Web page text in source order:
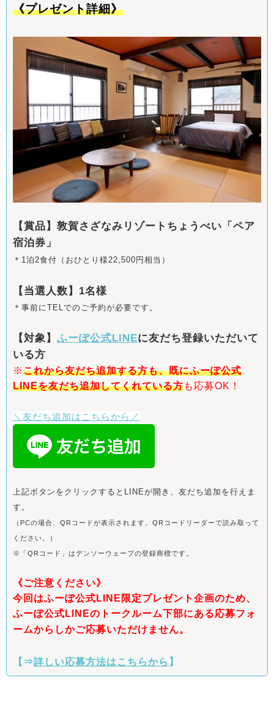
《プレゼント詳細》
【賞品】敦賀さざなみリゾートちょうべい「ペア
宿泊券」
＊1泊2食付（おひとり様22,500円相当）
【当選人数】1名様
＊事前にTELでのご予約が必要です。
【対象】 ふーぽ公式LINEに友だち登録いただいて
いる方
※これから友だち追加する方も、既にふーぽ公式
LINEを友だち追加してくれている方も応募OK！
＼友だち追加はこちらから／
上記ボタンをクリックするとLINEが開き、友だち追加を行えま
す。
（PCの場合、QRコードが表示されます。QRコードリーダーで読み取って
ください。）
※「QRコード」はデンソーウェーブの登録商標です。
《ご注意ください》
今回はふーぽ公式LINE限定プレゼント企画のため、
ふーぽ公式LINEのトークルーム下部にある応募フォ
ームからしかご応募いただけません。
【⇒詳しい応募方法はこちらから 】